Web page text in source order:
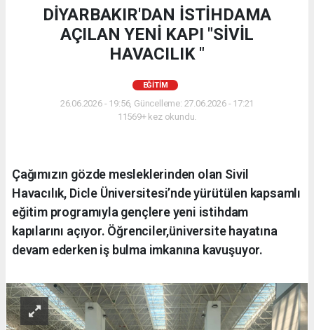
DİYARBAKIR'DAN İSTİHDAMA
AÇILAN YENİ KAPI "SİVİL
HAVACILIK "
EĞITIM
26.06.2026 - 19:56, Güncelleme: 27.06.2026 - 17:21
11569+ kez okundu.
Çağımızın gözde mesleklerinden olan Sivil
Havacılık, Dicle Üniversitesi’nde yürütülen kapsamlı
eğitim programıyla gençlere yeni istihdam
kapılarını açıyor. Öğrenciler,üniversite hayatına
devam ederken iş bulma imkanına kavuşuyor.